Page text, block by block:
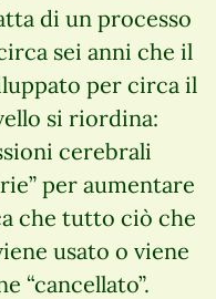
di un processo
sei anni che il
per circa il
si riordina:
cerebrali
per aumentare
che tutto ciò che
usato o viene
“cancellato”.